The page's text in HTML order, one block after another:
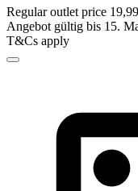
Regular outlet price
Angebot gültig bis 15.
T&Cs apply